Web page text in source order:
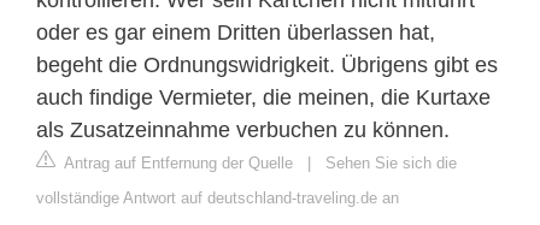
oder es gar einem Dritten überlassen hat,
begeht die Ordnungswidrigkeit. Übrigens gibt es
auch findige Vermieter, die meinen, die Kurtaxe
als Zusatzeinnahme verbuchen zu können.
Antrag auf Entfernung der Quelle | Sehen Sie sich die
vollständige Antwort auf deutschland-traveling.de an